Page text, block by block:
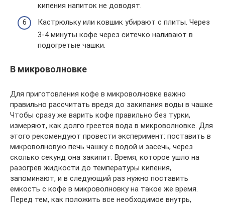
кипения напиток не доводят.
Кастрюльку или ковшик убирают с плиты. Через
3-4 минуты кофе через ситечко наливают в
подогретые чашки.
В микроволновке
Для приготовления кофе в микроволновке важно
правильно рассчитать вредя до закипания воды в чашке
Чтобы сразу же варить кофе правильно без турки,
измеряют, как долго греется вода в микроволновке. Для
этого рекомендуют провести эксперимент: поставить в
микроволновую печь чашку с водой и засечь, через
сколько секунд она закипит. Время, которое ушло на
разогрев жидкости до температуры кипения,
запоминают, и в следующий раз нужно поставить
емкость с кофе в микроволновку на такое же время.
Перед тем, как положить все необходимое внутрь,